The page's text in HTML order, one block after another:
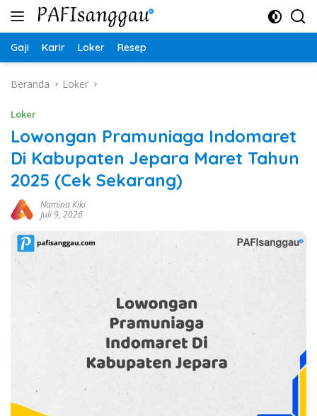
Langsung
Gaji Karir Loker Resep
Beranda Loker
Loker
Lowongan Pramuniaga Indomaret
Di Kabupaten Jepara Maret Tahun
2025 (Cek Sekarang)
Namina Kiki
Juli 9, 2026